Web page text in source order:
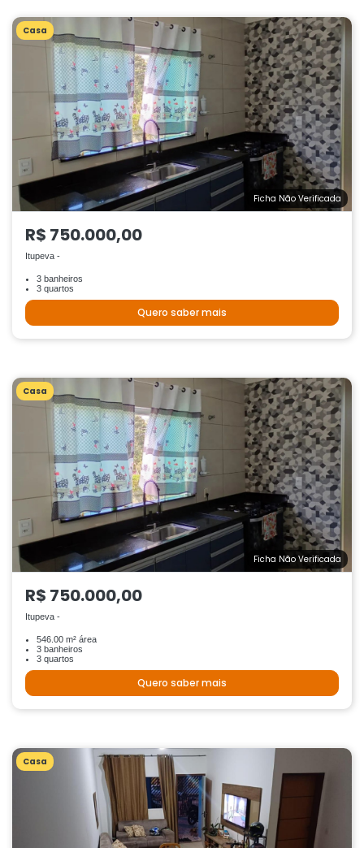
Casa
Ficha Não Verificada
R$ 750.000,00
Itupeva -
3 banheiros
3 quartos
Quero saber mais
Casa
Ficha Não Verificada
R$ 750.000,00
Itupeva -
546.00 m² área
3 banheiros
3 quartos
Quero saber mais
Casa